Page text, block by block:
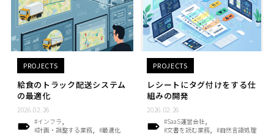
PROJECTS
給食のトラック配送システム
の最適化
2026.02.26
#インフラ
#計画・調整する業務
#最適化
PROJECTS
レシートにタグ付けをする仕
組みの開発
2026.02.26
#SaaS運営会社
#文書を読む業務
#自然言語処理